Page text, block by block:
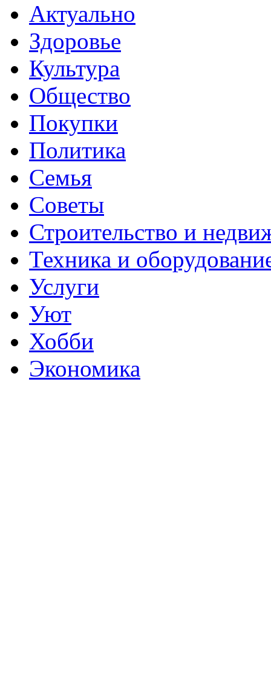
Актуально
Здоровье
Культура
Общество
Покупки
Политика
Семья
Советы
Строительство и
Техника и
Услуги
Уют
Хобби
Экономика